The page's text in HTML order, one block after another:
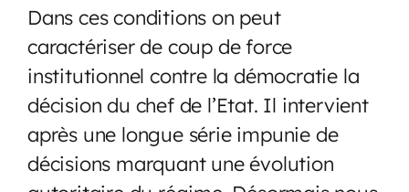
Dans ces conditions on peut
caractériser de coup de force
institutionnel contre la démocratie la
décision du chef de l’Etat. Il intervient
après une longue série impunie de
décisions marquant une évolution